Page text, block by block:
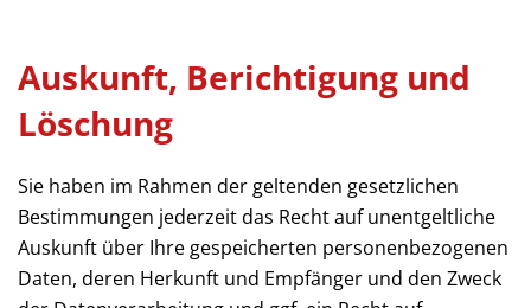
Auskunft, Berichtigung und
Löschung
Sie haben im Rahmen der geltenden gesetzlichen
Bestimmungen jederzeit das Recht auf unentgeltliche
Auskunft über Ihre gespeicherten personenbezogenen
Daten, deren Herkunft und Empfänger und den Zweck